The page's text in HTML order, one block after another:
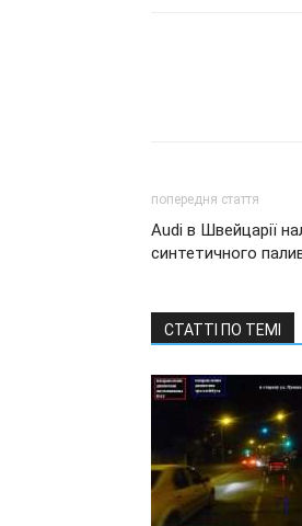
попередня стаття
Audi в Швейцарії
синтетичного
СТАТТІ ПО ТЕМІ